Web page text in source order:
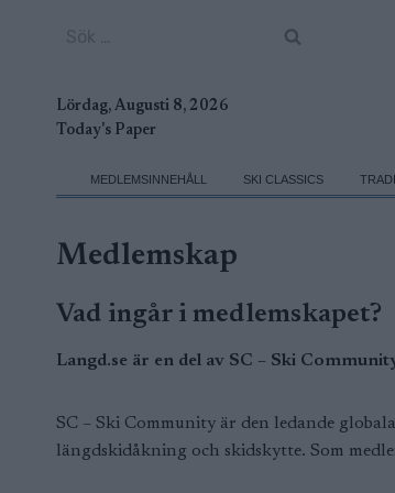
Lördag, Augusti 8, 2026
Today's Paper
MEDLEMSINNEHÅLL SKI CLASSICS
Medlemskap
Vad ingår i medlemskapet?
Langd.se är en del av SC – Ski
SC – Ski Community är den ledande
längdskidåkning och skidskytte. Som